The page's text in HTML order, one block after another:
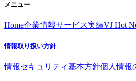
メニュー
Home企業情報サービス実績VJ Hot
情報取り扱い方針
情報セキュリティ基本方針個人情報